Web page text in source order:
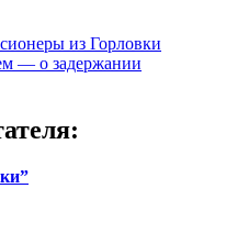
из Горловки
— о задержании
: